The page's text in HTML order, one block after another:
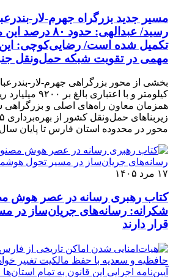
مسیر جدید بزرگراه جهرم-لار-
رسید/ عبدالهی:
تکمیل شده است/ رضایی‌کوچی:
مهمی در تقویت شبکه حمل‌ونقل
کیلومتر و با
همزمان معاون راه‌های اصلی و
محور در محدوده استان فارس تا پایان
۱۷ مرد ۱۴۰۵
کتاب رهبری رسانه در عصر هوش
شکرانه: رسانه‌های جریان‌ساز در
قرار دارند